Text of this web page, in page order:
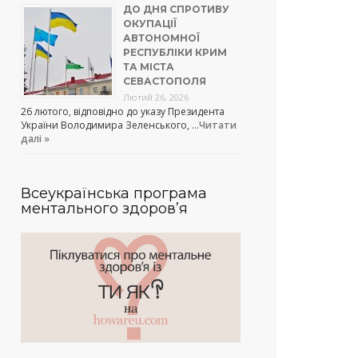
ДО ДНЯ СПРОТИВУ
ОКУПАЦІЇ
АВТОНОМНОЇ
РЕСПУБЛІКИ КРИМ
ТА МІСТА
СЕВАСТОПОЛЯ
Лютий 26, 2026
26 лютого, відповідно до указу Президента
України Володимира Зеленського, …Читати
далі »
Всеукраїнська програма
ментального здоров’я